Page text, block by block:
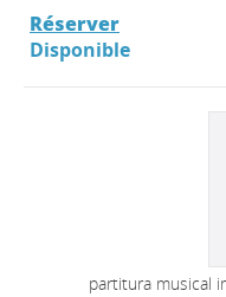
Réserver
Disponible
partitura musical